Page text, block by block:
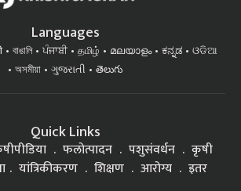
Languages
বাঙালি ਪੰਜਾਬੀ தமிழ் മലയാളം ಕನ್ನಡ
ଓଡିଆ
অসমীয়া
ગુજરાતી తెలుగు
Quick Links
फलोत्पादन पशुसंवर्धन
कृषी
यांत्रिकीकरण शिक्षण आरोग्य इतर